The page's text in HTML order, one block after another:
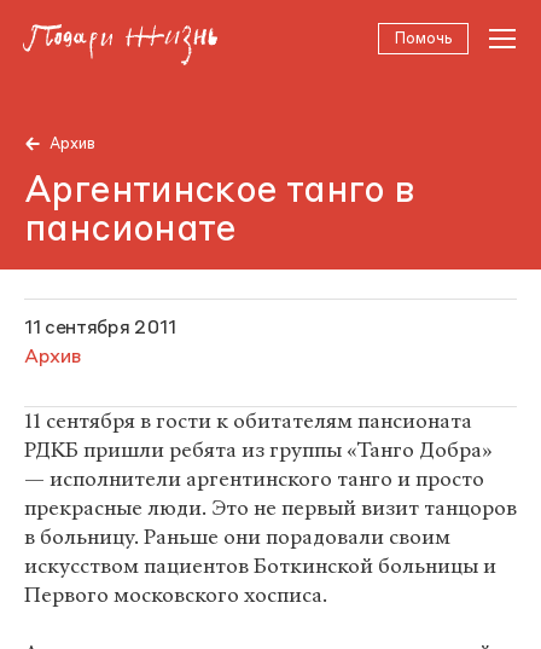
Помочь
Архив
Аргентинское танго в
пансионате
11 сентября 2011
Архив
11 сентября в гости к обитателям пансионата
РДКБ пришли ребята из группы «Танго Добра»
— исполнители аргентинского танго и просто
прекрасные люди. Это не первый визит танцоров
в больницу. Раньше они порадовали своим
искусством пациентов Боткинской больницы и
Первого московского хосписа.